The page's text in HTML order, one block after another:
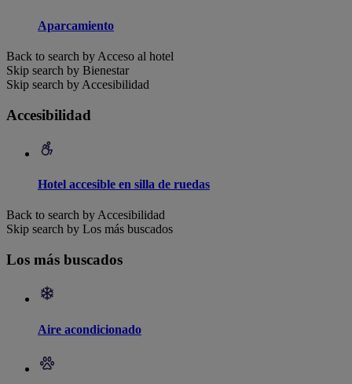
Aparcamiento
Back to search by Acceso al hotel
Skip search by Bienestar
Skip search by Accesibilidad
Accesibilidad
Hotel accesible en silla de ruedas
Back to search by Accesibilidad
Skip search by Los más buscados
Los más buscados
Aire acondicionado